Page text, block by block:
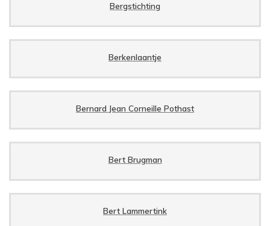
Bergstichting
Berkenlaantje
Bernard Jean Corneille Pothast
Bert Brugman
Bert Lammertink